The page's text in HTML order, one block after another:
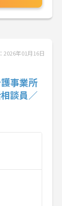
2026年01月16日
事業所
談員／